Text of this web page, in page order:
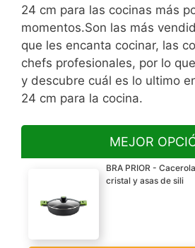
24 cm para las cocinas más
momentos.Son las más
que les encanta cocinar, las
chefs profesionales, por lo
y descubre cuál es lo ultimo
24 cm para la cocina.
MEJOR
BRA PRIOR -
cristal y asas de sili